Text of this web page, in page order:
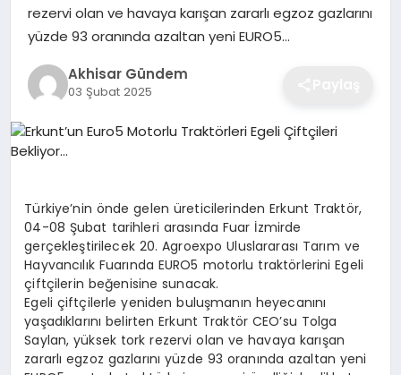
rezervi olan ve havaya karışan zararlı egzoz gazlarını
yüzde 93 oranında azaltan yeni EURO5…
Akhisar Gündem
03 Şubat 2025
Türkiye’nin önde gelen üreticilerinden Erkunt Traktör,
04-08 Şubat tarihleri arasında Fuar İzmirde
gerçekleştirilecek 20. Agroexpo Uluslararası Tarım ve
Hayvancılık Fuarında EURO5 motorlu traktörlerini Egeli
çiftçilerin beğenisine sunacak.
Egeli çiftçilerle yeniden buluşmanın heyecanını
yaşadıklarını belirten Erkunt Traktör CEO’su Tolga
Saylan, yüksek tork rezervi olan ve havaya karışan
zararlı egzoz gazlarını yüzde 93 oranında azaltan yeni